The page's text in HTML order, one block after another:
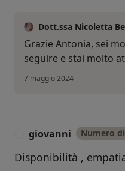
Dott.ssa Nicoletta
Grazie Antonia, sei
seguire e stai molto
7 maggio 2024
giovanni Numero
Disponibilità ,